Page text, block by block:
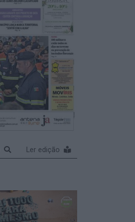
Ler edição